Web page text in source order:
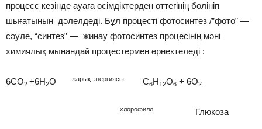
процесс кезінде ауаға өсімдіктерден оттегінің бөлініп
шығатынын дәлелдеді. Бұл процесті фотосинтез /”фото” —
сәуле, “синтез” — жинау фотосинтез процесінің мәні
химиялық мынандай процестермен өрнектеледі :
6СО2 +6Н2О жарық энергиясы С6Н12О6 + 6О2
хлорофилл Глюкоза